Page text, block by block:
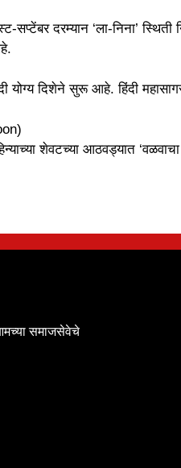
दरम्यान ‘ला-निना’ स्थिती
योग्य दिशेने सुरू आहे. हिंदी
शेवटच्या आठवड्यात
समाजसेवेचे